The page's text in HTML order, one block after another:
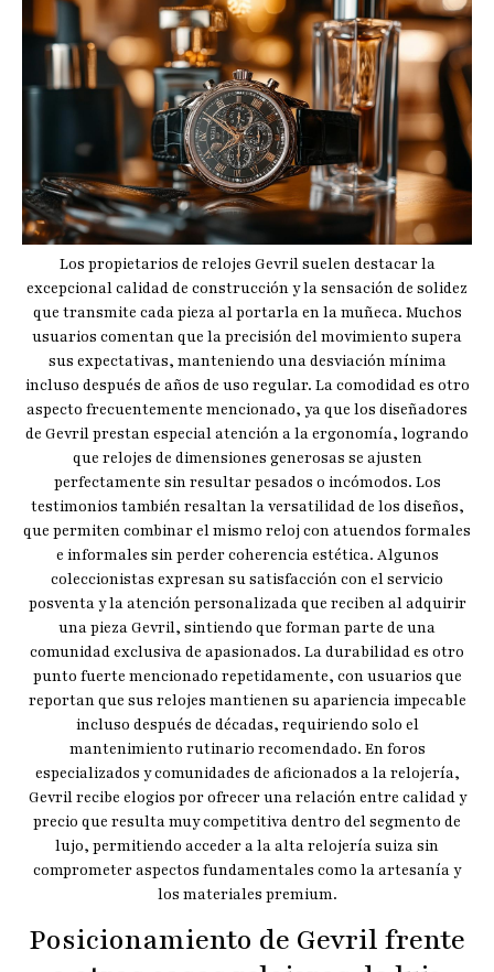
Los propietarios de relojes Gevril suelen destacar la
excepcional calidad de construcción y la sensación de solidez
que transmite cada pieza al portarla en la muñeca. Muchos
usuarios comentan que la precisión del movimiento supera
sus expectativas, manteniendo una desviación mínima
incluso después de años de uso regular. La comodidad es otro
aspecto frecuentemente mencionado, ya que los diseñadores
de Gevril prestan especial atención a la ergonomía, logrando
que relojes de dimensiones generosas se ajusten
perfectamente sin resultar pesados o incómodos. Los
testimonios también resaltan la versatilidad de los diseños,
que permiten combinar el mismo reloj con atuendos formales
e informales sin perder coherencia estética. Algunos
coleccionistas expresan su satisfacción con el servicio
posventa y la atención personalizada que reciben al adquirir
una pieza Gevril, sintiendo que forman parte de una
comunidad exclusiva de apasionados. La durabilidad es otro
punto fuerte mencionado repetidamente, con usuarios que
reportan que sus relojes mantienen su apariencia impecable
incluso después de décadas, requiriendo solo el
mantenimiento rutinario recomendado. En foros
especializados y comunidades de aficionados a la relojería,
Gevril recibe elogios por ofrecer una relación entre calidad y
precio que resulta muy competitiva dentro del segmento de
lujo, permitiendo acceder a la alta relojería suiza sin
comprometer aspectos fundamentales como la artesanía y
los materiales premium.
Posicionamiento de Gevril frente